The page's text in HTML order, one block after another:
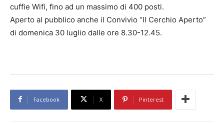
cuffie Wifi, fino ad un massimo di 400 posti.
Aperto al pubblico anche il Convivio “Il Cerchio Aperto”
di domenica 30 luglio dalle ore 8.30-12.45.
Facebook X Pinterest